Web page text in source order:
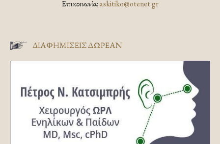
Επικοινωνία:askitiko@otenet.gr
ΔΙΑΦΗΜΊΣΕΙΣ ΔΩΡΕΆΝ